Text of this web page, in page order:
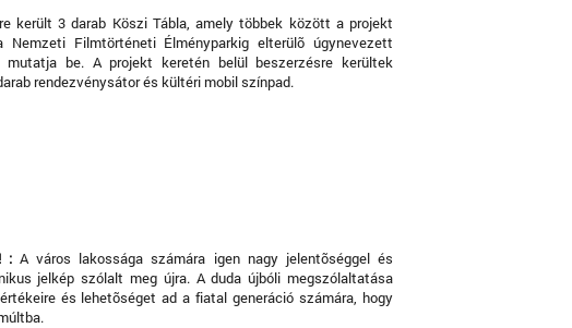
került 3 darab Köszi Tábla, amely többek között a projekt
Filmtörténeti Élményparkig elterülõ úgynevezett
mutatja be. A projekt keretén belül beszerzésre kerültek
rendezvénysátor és kültéri mobil színpad.
: A város lakossága számára igen nagy jelentõséggel és
jelkép szólalt meg újra. A duda újbóli megszólaltatása
és lehetõséget ad a fiatal generáció számára, hogy